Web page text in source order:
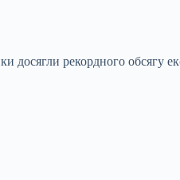
досягли рекордного обсягу